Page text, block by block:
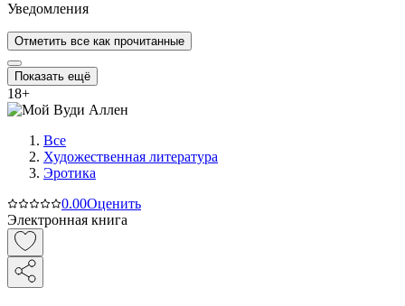
Уведомления
Отметить все как прочитанные
Показать ещё
18+
Все
Художественная литература
Эротика
0.00Оценить
Электронная книга